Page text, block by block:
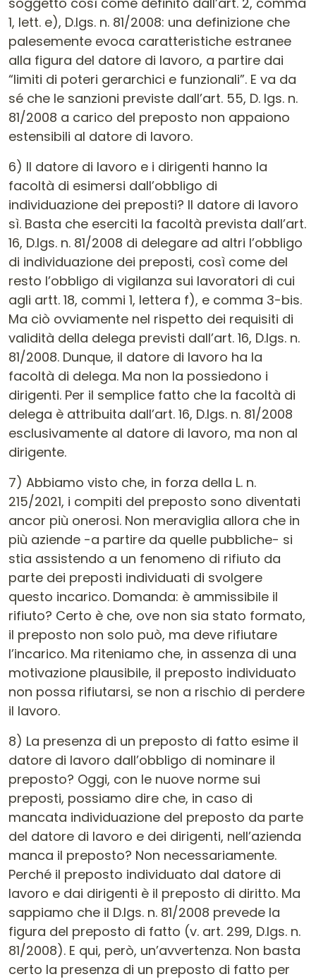
1, lett. e), D.lgs. n. 81/2008: una definizione che
palesemente evoca caratteristiche estranee
alla figura del datore di lavoro, a partire dai
“limiti di poteri gerarchici e funzionali”. E va da
sé che le sanzioni previste dall’art. 55, D. lgs. n.
81/2008 a carico del preposto non appaiono
estensibili al datore di lavoro.
6) Il datore di lavoro e i dirigenti hanno la
facoltà di esimersi dall’obbligo di
individuazione dei preposti? Il datore di lavoro
sì. Basta che eserciti la facoltà prevista dall’art.
16, D.lgs. n. 81/2008 di delegare ad altri l’obbligo
di individuazione dei preposti, così come del
resto l’obbligo di vigilanza sui lavoratori di cui
agli artt. 18, commi 1, lettera f), e comma 3-bis.
Ma ciò ovviamente nel rispetto dei requisiti di
validità della delega previsti dall’art. 16, D.lgs. n.
81/2008. Dunque, il datore di lavoro ha la
facoltà di delega. Ma non la possiedono i
dirigenti. Per il semplice fatto che la facoltà di
delega è attribuita dall’art. 16, D.lgs. n. 81/2008
esclusivamente al datore di lavoro, ma non al
dirigente.
7) Abbiamo visto che, in forza della L. n.
215/2021, i compiti del preposto sono diventati
ancor più onerosi. Non meraviglia allora che in
più aziende -a partire da quelle pubbliche- si
stia assistendo a un fenomeno di rifiuto da
parte dei preposti individuati di svolgere
questo incarico. Domanda: è ammissibile il
rifiuto? Certo è che, ove non sia stato formato,
il preposto non solo può, ma deve rifiutare
l’incarico. Ma riteniamo che, in assenza di una
motivazione plausibile, il preposto individuato
non possa rifiutarsi, se non a rischio di perdere
il lavoro.
8) La presenza di un preposto di fatto esime il
datore di lavoro dall’obbligo di nominare il
preposto? Oggi, con le nuove norme sui
preposti, possiamo dire che, in caso di
mancata individuazione del preposto da parte
del datore di lavoro e dei dirigenti, nell’azienda
manca il preposto? Non necessariamente.
Perché il preposto individuato dal datore di
lavoro e dai dirigenti è il preposto di diritto. Ma
sappiamo che il D.lgs. n. 81/2008 prevede la
figura del preposto di fatto (v. art. 299, D.lgs. n.
81/2008). E qui, però, un’avvertenza. Non basta
certo la presenza di un preposto di fatto per